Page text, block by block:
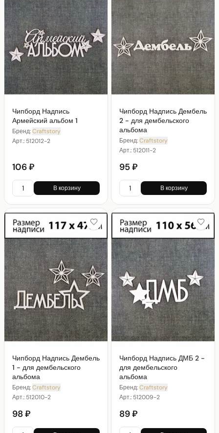
Чипборд Надпись
Армейский альбом 1
Бренд:Craftstory
Арт.: 512012-2
106 ₽
В корзину
Чипборд Надпись Дембель
2 - для дембельского
альбома
Бренд:Craftstory
Арт.: 512011-2
95 ₽
В корзину
Чипборд Надпись Дембель
1 - для дембельского
альбома
Бренд:Craftstory
Арт.: 512010-2
98 ₽
Чипборд Надпись ДМБ 2 -
для дембельского
альбома
Бренд:Craftstory
Арт.: 512009-2
89 ₽